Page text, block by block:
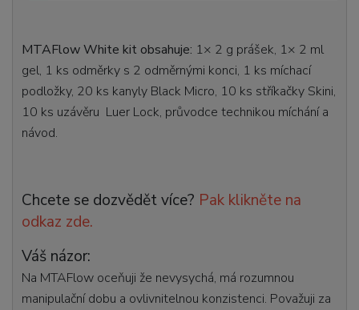
MTAFlow White kit obsahuje: 1× 2 g prášek, 1× 2 ml
gel, 1 ks odměrky s 2 odměrnými konci, 1 ks míchací
podložky, 20 ks kanyly Black Micro, 10 ks stříkačky Skini,
10 ks uzávěru Luer Lock, průvodce technikou míchání a
návod.
Chcete se dozvědět více? Pak klikněte na
odkaz zde.
Váš názor:
Na MTAFlow oceňuji že nevysychá, má rozumnou
manipulační dobu a ovlivnitelnou konzistenci. Považuji za